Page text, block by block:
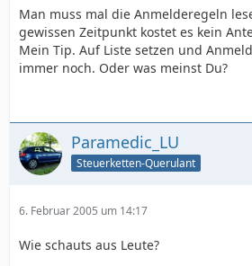
Man muss mal die Anmelderegeln
gewissen Zeitpunkt kostet es kein
Mein Tip. Auf Liste setzen und
immer noch. Oder was meinst Du?
Paramedic_LU
Steuerketten-Querulant
6. Februar 2005 um 14:17
Wie schauts aus Leute?